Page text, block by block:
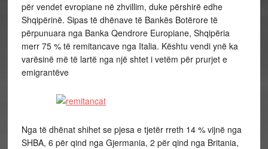
për vendet evropiane në zhvillim, duke përshirë edhe
Shqipërinë. Sipas të dhënave të Bankës Botërore të
përpunuara nga Banka Qendrore Europiane, Shqipëria
merr 75 % të remitancave nga Italia. Kështu vendi ynë ka
varësinë më të lartë nga një shtet i vetëm për prurjet e
emigrantëve
Nga të dhënat shihet se pjesa e tjetër rreth 14 % vijnë nga
SHBA, 6 për qind nga Gjermania, 2 për qind nga Britania,